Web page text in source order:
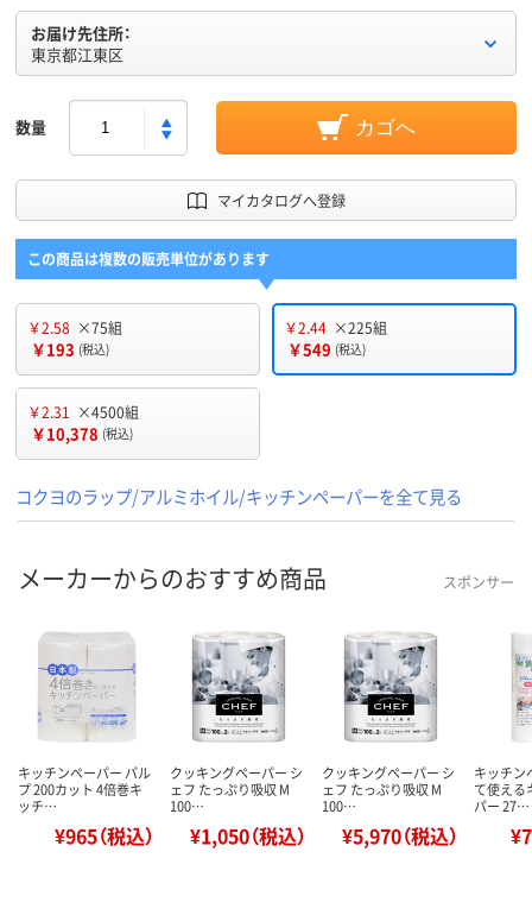
お届け先住所：
東京都江東区
数量 カゴへ
マイカタログへ登録
この商品は複数の販売単位があります
￥2.58 ×75組
￥193 (税込)
￥2.44 ×225組
￥549 (税込)
￥2.31 ×4500組
￥10,378 (税込)
コクヨのラップ/アルミホイル/キッチンペーパーを全て見る
メーカーからのおすすめ商品 スポンサー
キッチンペーパー パル
プ 200カット 4倍巻キ
ッチ…
¥965（税込）
クッキングペーパー シ
ェフ たっぷり吸収 M
100…
¥1,050（税込）
クッキングペーパー シ
ェフ たっぷり吸収 M
100…
¥5,970（税込）
キッチン
て使える
パー 27…